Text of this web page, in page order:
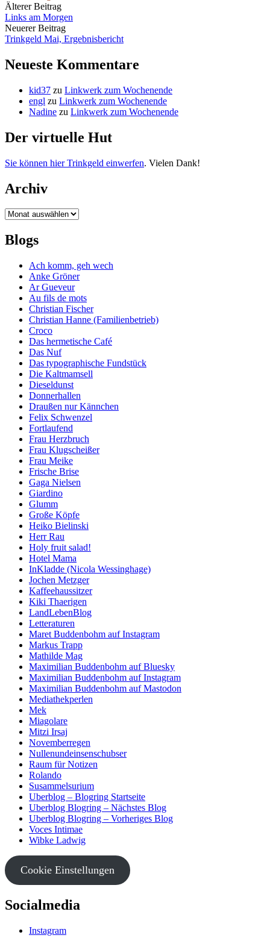
Beitrags-
Navigation
Älterer Beitrag
Links am Morgen
Neuerer Beitrag
Trinkgeld Mai, Ergebnisbericht
Neueste Kommentare
kid37 zu Linkwerk zum Wochenende
engl zu Linkwerk zum Wochenende
Nadine zu Linkwerk zum Wochenende
Der virtuelle Hut
Sie können hier Trinkgeld einwerfen. Vielen Dank!
Archiv
Archiv
Blogs
Ach komm, geh wech
Anke Gröner
Ar Gueveur
Au fils de mots
Christian Fischer
Christian Hanne (Familienbetrieb)
Croco
Das hermetische Café
Das Nuf
Das typographische Fundstück
Die Kaltmamsell
Dieseldunst
Donnerhallen
Draußen nur Kännchen
Felix Schwenzel
Fortlaufend
Frau Herzbruch
Frau Klugscheißer
Frau Meike
Frische Brise
Gaga Nielsen
Giardino
Glumm
Große Köpfe
Heiko Bielinski
Herr Rau
Holy fruit salad!
Hotel Mama
InKladde (Nicola Wessinghage)
Jochen Metzger
Kaffeehaussitzer
Kiki Thaerigen
LandLebenBlog
Letteraturen
Maret Buddenbohm auf Instagram
Markus Trapp
Mathilde Mag
Maximilian Buddenbohm auf Bluesky
Maximilian Buddenbohm auf Instagram
Maximilian Buddenbohm auf Mastodon
Mediathekperlen
Mek
Miagolare
Mitzi Irsaj
Novemberregen
Nullenundeinsenschubser
Raum für Notizen
Rolando
Susammelsurium
Uberblog – Blogring Startseite
Uberblog Blogring – Nächstes Blog
Uberblog Blogring – Vorheriges Blog
Voces Intimae
Wibke Ladwig
Cookie Einstellungen
Socialmedia
Instagram